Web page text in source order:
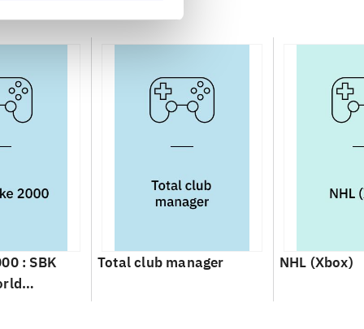
: SBK
Total club manager NHL (Xbox)